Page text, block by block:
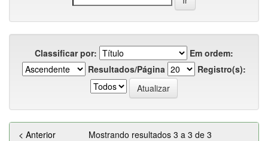
Classificar por:
Em ordem:
Resultados/Página
Registro(s):
Mostrando resultados 3 a 3 de 3
< Anterior